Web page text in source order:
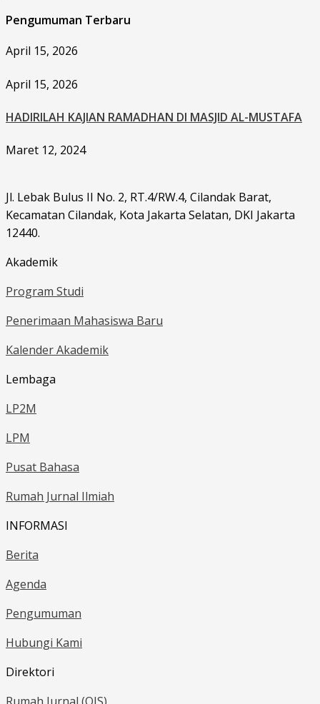
Pengumuman Terbaru
April 15, 2026
April 15, 2026
HADIRILAH KAJIAN RAMADHAN DI MASJID AL-MUSTAFA
Maret 12, 2024
Jl. Lebak Bulus II No. 2, RT.4/RW.4, Cilandak Barat,
Kecamatan Cilandak, Kota Jakarta Selatan, DKI Jakarta
12440.
Akademik
Program Studi
Penerimaan Mahasiswa Baru
Kalender Akademik
Lembaga
LP2M
LPM
Pusat Bahasa
Rumah Jurnal Ilmiah
INFORMASI
Berita
Agenda
Pengumuman
Hubungi Kami
Direktori